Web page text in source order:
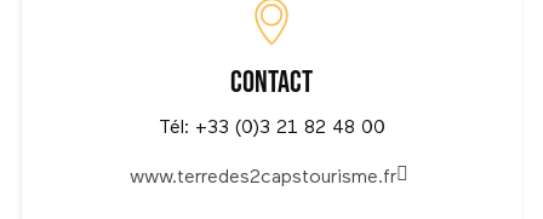
Toeristische dienst van Chantilly Senlis
Contact
Tél: +33 (0)3 21 82 48 00
www.terredes2capstourisme.fr